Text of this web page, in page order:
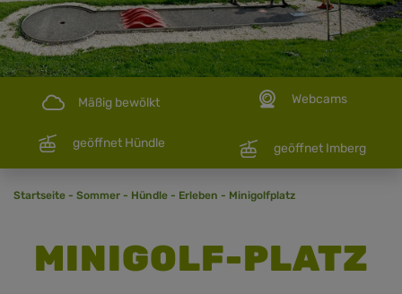
Mäßig bewölkt
geöffnet Hündle geöffnet Imberg
Webcams
Startseite - Sommer - Hündle - Erleben - Minigolfplatz
MINIGOLF-PLATZ